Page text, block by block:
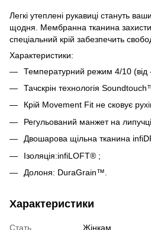
Легкі утеплені рукавиці стануть
щодня. Мембранна тканина
спеціальний крій забезпечить
Характеристики:
Температурний режим 4/10 (від
Тачскрін технологія
Крій Movement Fit не сковує
Регульований манжет на липучці.
Двошарова щільна тканина
Ізоляція:infiLOFT® ;
Долоня: DuraGrain™.
Характеристики
Стать
Жінкам